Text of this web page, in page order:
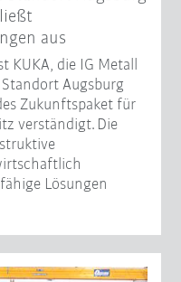
aus
KUKA, die IG Metall
Augsburg
Zukunftspaket für
verständigt. Die
Lösungen